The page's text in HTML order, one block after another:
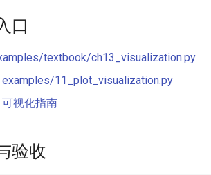
口
textbook/ch13_visualization.py
examples/11_plot_visualization.py
可视化指南
验收